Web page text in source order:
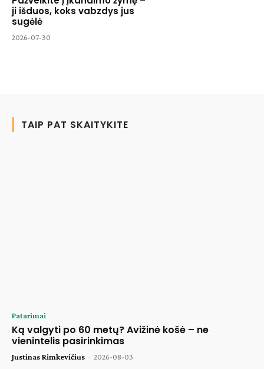
ji išduos, koks vabzdys jus
sugėlė
2026-07-30
TAIP PAT SKAITYKITE
Patarimai
Ką valgyti po 60 metų? Avižinė košė – ne
vienintelis pasirinkimas
Justinas Rimkevičius - 2026-08-03